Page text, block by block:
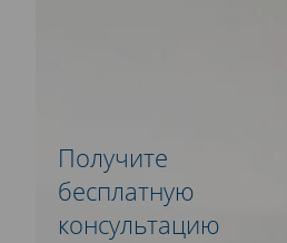
Получите
бесплатную
консультацию